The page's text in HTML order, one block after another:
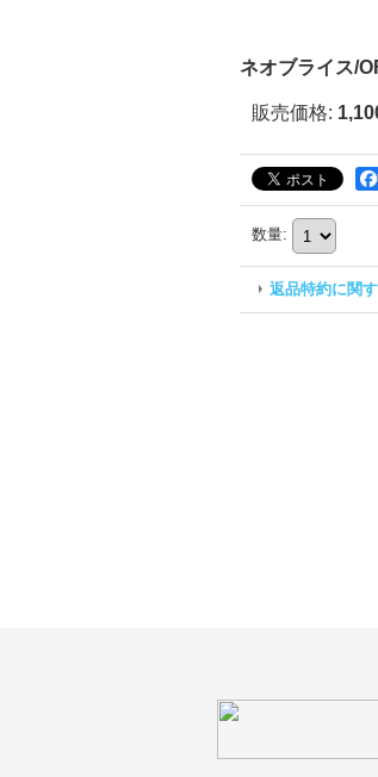
ネオブライス/
販売価格:
数量:
返品特約に関